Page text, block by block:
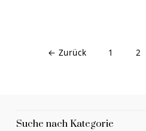
← Zurück 1 2
Suche nach Kategorie